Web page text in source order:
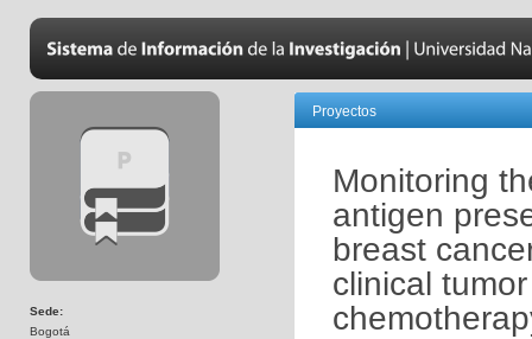
Sede:
Bogotá
Proyectos
Monitoring
antigen
breast
clinical